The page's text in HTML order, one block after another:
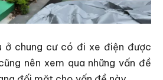
ở chung cư có đi xe điện được
nên xem qua những vấn đề